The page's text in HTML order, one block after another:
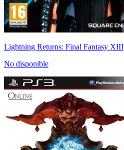
Lightning Returns: Final Fantasy XIII
No disponible